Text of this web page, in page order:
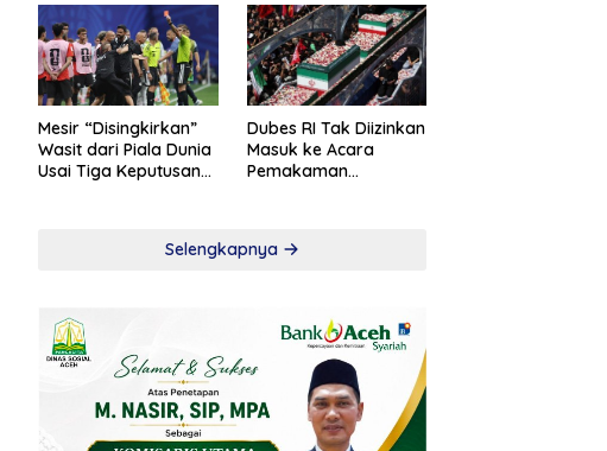
Mesir “Disingkirkan”
Wasit dari Piala Dunia
Usai Tiga Keputusan
Dubes RI Tak Diizinkan
Masuk ke Acara
Pemakaman
Selengkapnya